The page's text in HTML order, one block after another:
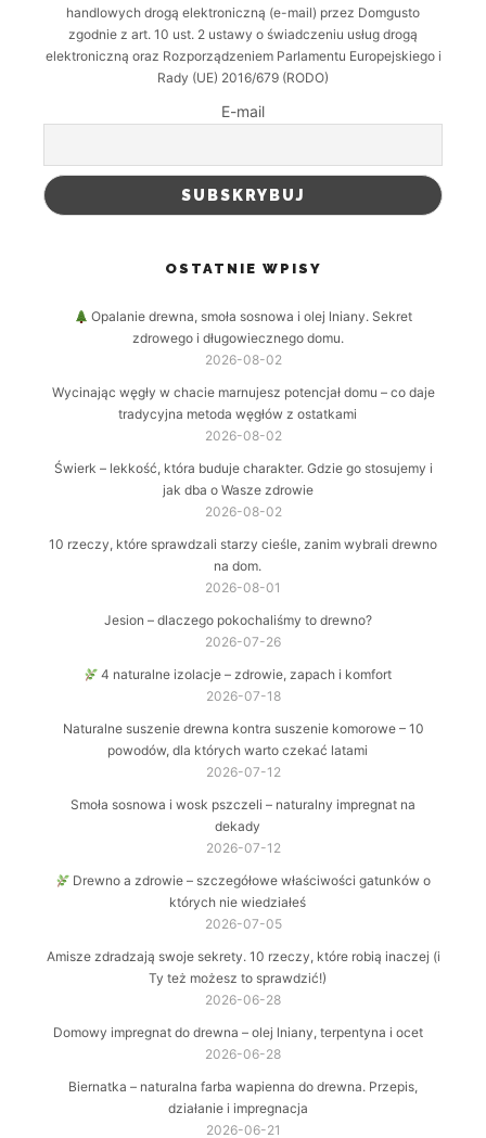
handlowych drogą elektroniczną (e-mail) przez Domgusto
zgodnie z art. 10 ust. 2 ustawy o świadczeniu usług drogą
elektroniczną oraz Rozporządzeniem Parlamentu Europejskiego i
Rady (UE) 2016/679 (RODO)
E-mail
OSTATNIE WPISY
Opalanie drewna, smoła sosnowa i olej lniany. Sekret
zdrowego i długowiecznego domu.
2026-08-02
Wycinając węgły w chacie marnujesz potencjał domu – co daje
tradycyjna metoda węgłów z ostatkami
2026-08-02
Świerk – lekkość, która buduje charakter. Gdzie go stosujemy i
jak dba o Wasze zdrowie
2026-08-02
10 rzeczy, które sprawdzali starzy cieśle, zanim wybrali drewno
na dom.
2026-08-01
Jesion – dlaczego pokochaliśmy to drewno?
2026-07-26
4 naturalne izolacje – zdrowie, zapach i komfort
2026-07-18
Naturalne suszenie drewna kontra suszenie komorowe – 10
powodów, dla których warto czekać latami
2026-07-12
Smoła sosnowa i wosk pszczeli – naturalny impregnat na
dekady
2026-07-12
Drewno a zdrowie – szczegółowe właściwości gatunków o
których nie wiedziałeś
2026-07-05
Amisze zdradzają swoje sekrety. 10 rzeczy, które robią inaczej (i
Ty też możesz to sprawdzić!)
2026-06-28
Domowy impregnat do drewna – olej lniany, terpentyna i ocet
2026-06-28
Biernatka – naturalna farba wapienna do drewna. Przepis,
działanie i impregnacja
2026-06-21